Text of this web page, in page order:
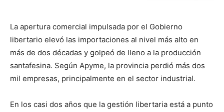
La apertura comercial impulsada por el Gobierno
libertario elevó las importaciones al nivel más alto en
más de dos décadas y golpeó de lleno a la producción
santafesina. Según Apyme, la provincia perdió más dos
mil empresas, principalmente en el sector industrial.
En los casi dos años que la gestión libertaria está a punto